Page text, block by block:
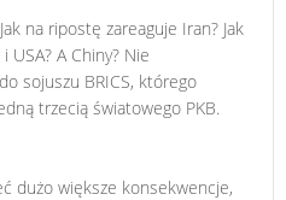
na ripostę zareaguje Iran? Jak
USA? A Chiny? Nie
sojuszu BRICS, którego
trzecią światowego PKB.
dużo większe konsekwencje,